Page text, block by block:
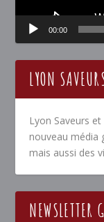
00:00
LYON
Lyon Saveurs
nouveau média
mais aussi des
NEWSLETTER